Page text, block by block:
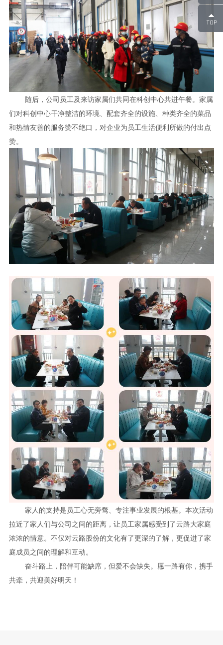
随后，公司员工及来访家属们共同在科创中心共进午餐。家属
们对科创中心干净整洁的环境、配套齐全的设施、种类齐全的菜品
和热情友善的服务赞不绝口，对企业为员工生活便利所做的付出点
赞。
家人的支持是员工心无旁骛、专注事业发展的根基。本次活动
拉近了家人们与公司之间的距离，让员工家属感受到了云路大家庭
浓浓的情意。不仅对云路股份的文化有了更深的了解，更促进了家
庭成员之间的理解和互动。
奋斗路上，陪伴可能缺席，但爱不会缺失。愿一路有你，携手
共牵，共迎美好明天！